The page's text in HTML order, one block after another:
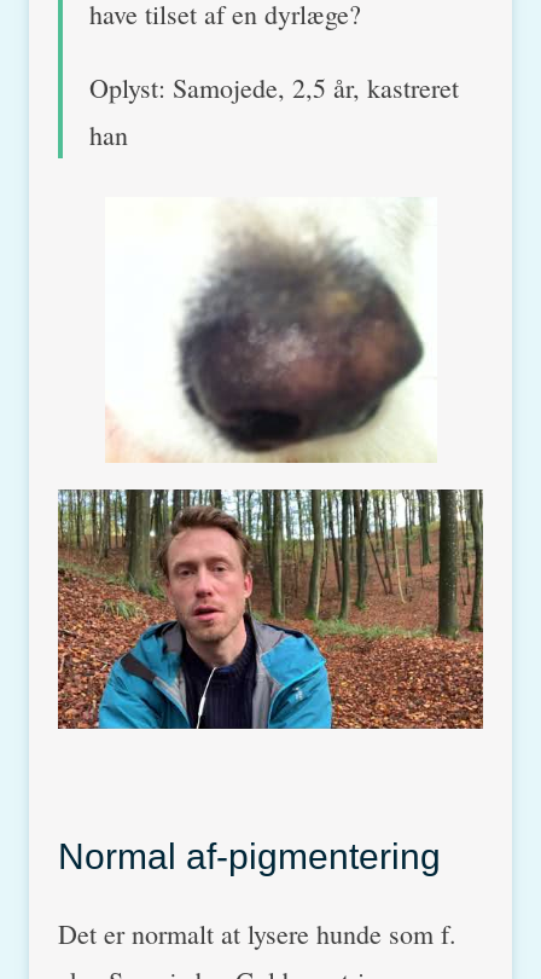
have tilset af en dyrlæge?
Oplyst: Samojede, 2,5 år, kastreret
han
Normal af-pigmentering
Det er normalt at lysere hunde som f.